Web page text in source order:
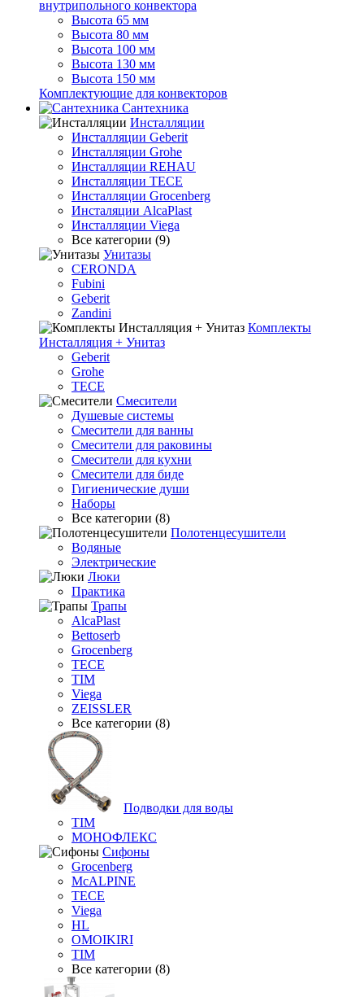
внутрипольного конвектора
Высота 65 мм
Высота 80 мм
Высота 100 мм
Высота 130 мм
Высота 150 мм
Комплектующие для конвекторов
Сантехника
Инсталляции
Инсталляции Geberit
Инсталляции Grohe
Инсталляции REHAU
Инсталляции TECE
Инсталляции Grocenberg
Инсталяции AlcaPlast
Инсталляции Viega
Все категории (9)
Унитазы
CERONDA
Fubini
Geberit
Zandini
Комплекты
Инсталляция + Унитаз
Geberit
Grohe
TECE
Смесители
Душевые системы
Смесители для ванны
Смесители для раковины
Смесители для кухни
Смесители для биде
Гигиенические души
Наборы
Все категории (8)
Полотенцесушители
Водяные
Электрические
Люки
Практика
Трапы
AlcaPlast
Bettoserb
Grocenberg
TECE
TIM
Viega
ZEISSLER
Все категории (8)
Подводки для воды
TIM
МОНОФЛЕКС
Сифоны
Grocenberg
McALPINE
TECE
Viega
HL
OMOIKIRI
TIM
Все категории (8)